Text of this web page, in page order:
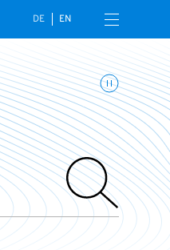
DE EN Menü öffnen
Animationen umschalten